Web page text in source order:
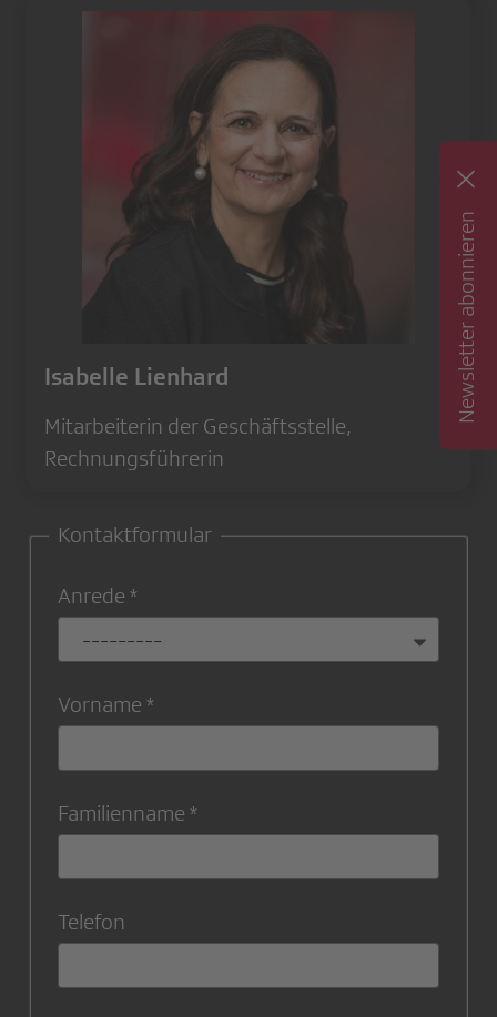
Isabelle Lienhard
Mitarbeiterin der Geschäftsstelle,
Rechnungsführerin
Kontaktformular
Anrede
Vorname
Familienname
Telefon
Newsletter abonnieren